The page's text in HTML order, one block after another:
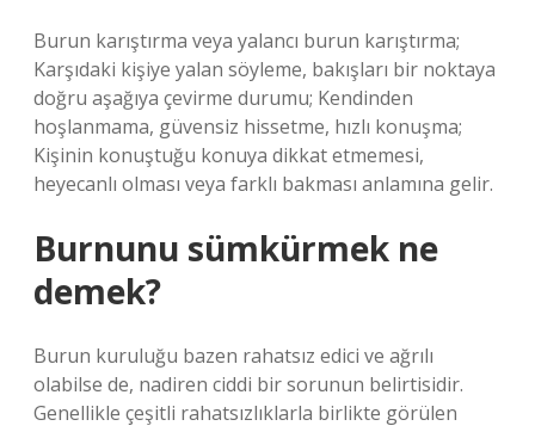
Burun karıştırma veya yalancı burun karıştırma;
Karşıdaki kişiye yalan söyleme, bakışları bir noktaya
doğru aşağıya çevirme durumu; Kendinden
hoşlanmama, güvensiz hissetme, hızlı konuşma;
Kişinin konuştuğu konuya dikkat etmemesi,
heyecanlı olması veya farklı bakması anlamına gelir.
Burnunu sümkürmek ne
demek?
Burun kuruluğu bazen rahatsız edici ve ağrılı
olabilse de, nadiren ciddi bir sorunun belirtisidir.
Genellikle çeşitli rahatsızlıklarla birlikte görülen